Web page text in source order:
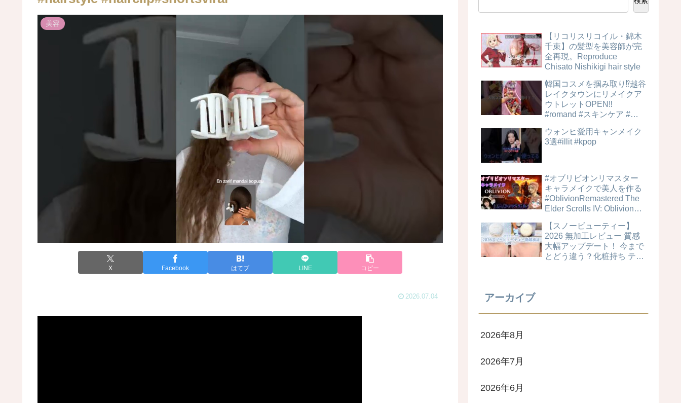
美容
X Facebook はてブ LINE コピー
2026.07.04
【リコリスリコイル・錦木
千束】の髪型を美容師が完
全再現。Reproduce
Chisato Nishikigi hair style
韓国コスメを掴み取り⁉︎越谷
レイクタウンにリメイクア
ウトレットOPEN‼️
#romand #スキンケア #美
ウォンヒ愛用キャンメイク
3選#illit #kpop
#オブリビオンリマスター
キャラメイクで美人を作る
#OblivionRemastered The
Elder Scrolls IV: Oblivion
レシピ
【スノービューティー】
2026 無加工レビュー 質感
大幅アップデート！ 今まで
とどう違う？化粧持ち テカ
アーカイブ
2026年8月
2026年7月
2026年6月